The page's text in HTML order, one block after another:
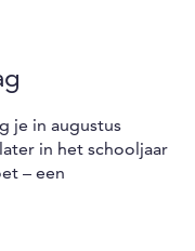
je in augustus
in het schooljaar
– een